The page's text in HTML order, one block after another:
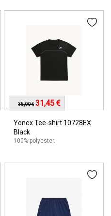
Yonex Tee-shirt 10728EX
Black
100% polyester.
35,00 € 31,45 €